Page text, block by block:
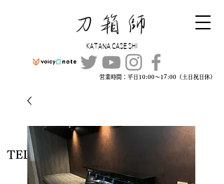
​刀箱師
TEL:045-315-4109
KATANA CASE SHI
営業時間：平日10:00～17:00（土日祝日休）